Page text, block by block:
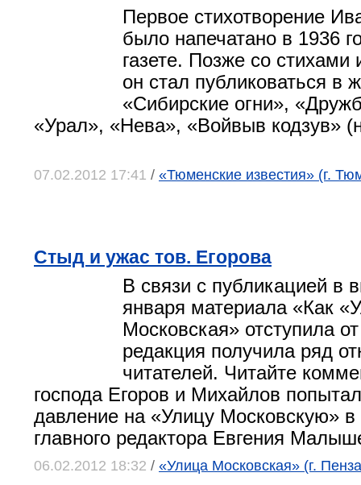
Первое стихотворение
было напечатано в 1936
газете. Позже со стихами
он стал публиковаться в
«Сибирские огни»,
«Урал», «Нева», «Войвыв кодзув»
07.02.2012 17:41 / «Тюменские известия» (г.
Стыд и ужас тов. Егорова
В связи с публикацией в
января материала «Как
Московская» отступила
редакция получила ряд
читателей. Читайте
господа Егоров и Михайлов
давление на «Улицу Московскую»
главного редактора Евгения
06.02.2012 18:32 / «Улица Московская» (г.